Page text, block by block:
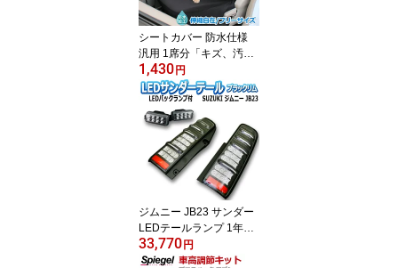
シートカバー 防水仕様
汎用 1席分「キズ、汚れ
防止 釣り フィッシング
サーフィン スノボ スキ
ー ペット」
1,430 円
ジムニー JB23 サンダー
LEDテールランプ 1年保
証あり ブラックリム ※
バックランプのオマケ付
33,770 円